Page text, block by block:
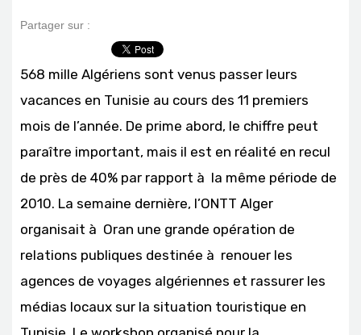
Partager sur :
568 mille Algériens sont venus passer leurs
vacances en Tunisie au cours des 11 premiers
mois de l’année. De prime abord, le chiffre peut
paraître important, mais il est en réalité en recul
de près de 40% par rapport à la même période de
2010. La semaine dernière, l’ONTT Alger
organisait à Oran une grande opération de
relations publiques destinée à renouer les
agences de voyages algériennes et rassurer les
médias locaux sur la situation touristique en